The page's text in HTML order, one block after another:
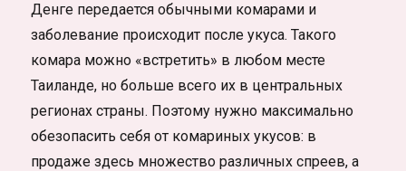
Денге передается обычными комарами и
заболевание происходит после укуса. Такого
комара можно «встретить» в любом месте
Таиланде, но больше всего их в центральных
регионах страны. Поэтому нужно максимально
обезопасить себя от комариных укусов: в
продаже здесь множество различных спреев, а